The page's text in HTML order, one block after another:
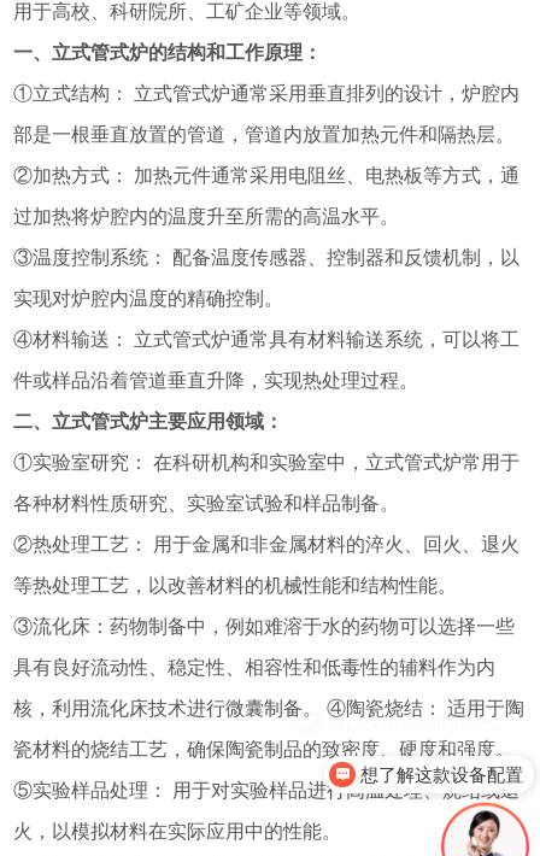
用于高校、科研院所、工矿企业等领域。
一、立式管式炉的结构和工作原理：
①立式结构： 立式管式炉通常采用垂直排列的设计，炉腔内
部是一根垂直放置的管道，管道内放置加热元件和隔热层。
②加热方式： 加热元件通常采用电阻丝、电热板等方式，通
过加热将炉腔内的温度升至所需的高温水平。
③温度控制系统： 配备温度传感器、控制器和反馈机制，以
实现对炉腔内温度的精确控制。
④材料输送： 立式管式炉通常具有材料输送系统，可以将工
件或样品沿着管道垂直升降，实现热处理过程。
二、立式管式炉主要应用领域：
①实验室研究： 在科研机构和实验室中，立式管式炉常用于
各种材料性质研究、实验室试验和样品制备。
②热处理工艺： 用于金属和非金属材料的淬火、回火、退火
等热处理工艺，以改善材料的机械性能和结构性能。
③流化床：药物制备中，例如难溶于水的药物可以选择一些
具有良好流动性、稳定性、相容性和低毒性的辅料作为内
核，利用流化床技术进行微囊制备。 ④陶瓷烧结： 适用于陶
瓷材料的烧结工艺，确保陶瓷制品的致密度、硬度和强度。
⑤实验样品处理： 用于对实验样品进行高温处理、烧结或退
火，以模拟材料在实际应用中的性能。
想了解这款设备配置